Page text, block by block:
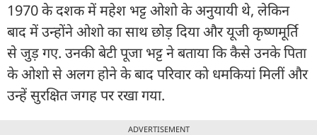
1970 के दशक में महेश भट्ट ओशो के अनुयायी थे, लेकिन
बाद में उन्होंने ओशो का साथ छोड़ दिया और यूजी कृष्णमूर्ति
से जुड़ गए. उनकी बेटी पूजा भट्ट ने बताया कि कैसे उनके पिता
के ओशो से अलग होने के बाद परिवार को धमकियां मिलीं और
उन्हें सुरक्षित जगह पर रखा गया.
ADVERTISEMENT